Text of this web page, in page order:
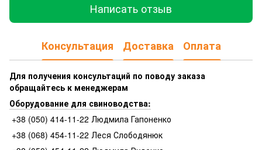
Написать отзыв
Консультация Доставка Оплата
Для получения консультаций по поводу заказа
обращайтесь к менеджерам
Оборудование для свиноводства:
+38 (050) 414-11-22 Людмила Гапоненко
+38 (068) 454-11-22 Леся Слободянюк